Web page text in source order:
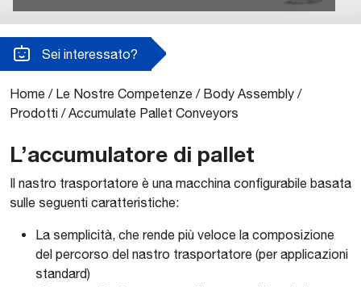
Sei interessato?
Home / Le Nostre Competenze / Body Assembly /
Prodotti /Accumulate Pallet Conveyors
L’accumulatore di pallet
Il nastro trasportatore è una macchina configurabile basata
sulle seguenti caratteristiche:
La semplicità, che rende più veloce la composizione
del percorso del nastro trasportatore (per applicazioni
standard)